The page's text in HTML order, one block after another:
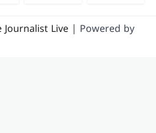
Journalist Live | Powered by